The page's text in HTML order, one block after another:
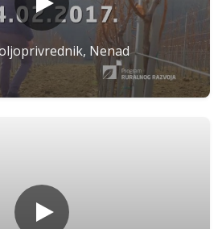
Nenad